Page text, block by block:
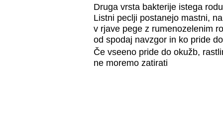
Druga vrsta bakterije istega
Listni peclji postanejo mastni,
v rjave pege z rumenozelenim
od spodaj navzgor in ko pride
Če vseeno pride do okužb,
ne moremo zatirati